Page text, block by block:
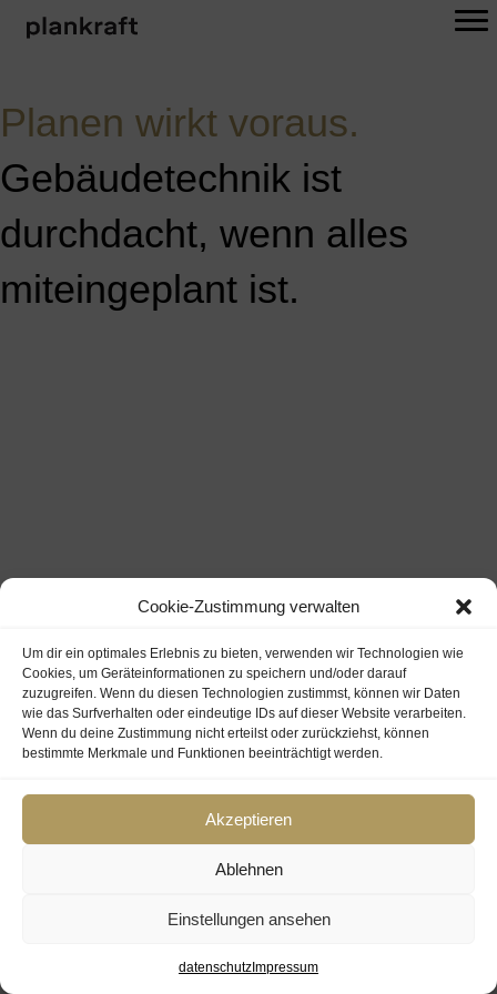
Cookie-Zustimmung verwalten
Um dir ein optimales Erlebnis zu bieten, verwenden wir Technologien wie
Cookies, um Geräteinformationen zu speichern und/oder darauf
zuzugreifen. Wenn du diesen Technologien zustimmst, können wir Daten
wie das Surfverhalten oder eindeutige IDs auf dieser Website verarbeiten.
Wenn du deine Zustimmung nicht erteilst oder zurückziehst, können
bestimmte Merkmale und Funktionen beeinträchtigt werden.
Akzeptieren
Ablehnen
Einstellungen ansehen
datenschutz Impressum
Planen wirkt voraus.
Gebäudetechnik ist
durchdacht, wenn alles
miteingeplant ist.